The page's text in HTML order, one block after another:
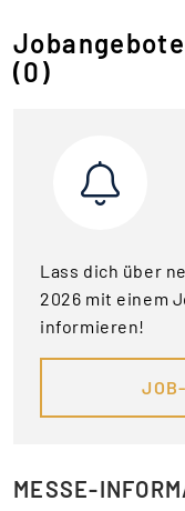
(0)
Lass dich über
2026 mit einem
informieren!
MESSE-